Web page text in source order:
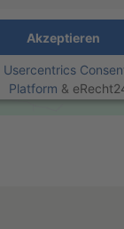
Akzeptieren
Usercentrics
Platform &